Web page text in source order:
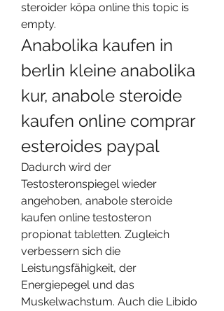
steroider köpa online this topic is
empty.
Anabolika kaufen in
berlin kleine anabolika
kur, anabole steroide
kaufen online comprar
esteroides paypal
Dadurch wird der
Testosteronspiegel wieder
angehoben, anabole steroide
kaufen online testosteron
propionat tabletten. Zugleich
verbessern sich die
Leistungsfähigkeit, der
Energiepegel und das
Muskelwachstum. Auch die Libido